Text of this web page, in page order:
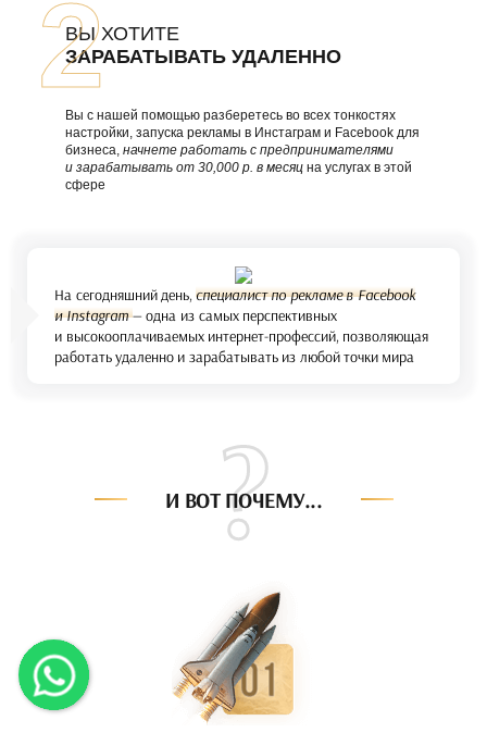
ВЫ ХОТИТЕ
ЗАРАБАТЫВАТЬ УДАЛЕННО
Вы с нашей помощью разберетесь во всех тонкостях
настройки, запуска рекламы в Инстаграм и Facebook для
бизнеса, начнете работать с предпринимателями
и зарабатывать от 30,000 р. в месяцна услугах в этой
сфере
На сегодняшний день,специалист по рекламе в Facebook
и Instagram— одна из самых перспективных
и высокооплачиваемых интернет-профессий, позволяющая
работать удаленно и зарабатывать из любой точки мира
И ВОТ ПОЧЕМУ...